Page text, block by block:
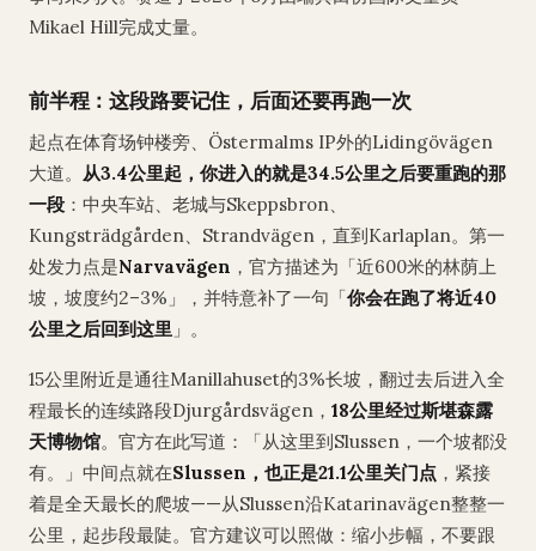
Mikael Hill完成丈量。
前半程：这段路要记住，后面还要再跑一次
起点在体育场钟楼旁、Östermalms IP外的Lidingövägen
大道。 从3.4公里起，你进入的就是34.5公里之后要重跑的那
一段 ：中央车站、老城与Skeppsbron、
Kungsträdgården、Strandvägen，直到Karlaplan。第一
处发力点是Narvavägen ，官方描述为「近600米的林荫上
坡，坡度约2–3%」，并特意补了一句「你会在跑了将近40
公里之后回到这里 」。
15公里附近是通往Manillahuset的3%长坡，翻过去后进入全
程最长的连续路段Djurgårdsvägen， 18公里经过斯堪森露
天博物馆。官方在此写道：「从这里到Slussen，一个坡都没
有。」中间点就在Slussen，也正是21.1公里关门点 ，紧接
着是全天最长的爬坡——从Slussen沿Katarinavägen整整一
公里，起步段最陡。官方建议可以照做：缩小步幅，不要跟